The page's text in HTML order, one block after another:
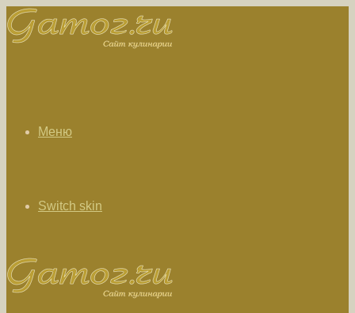
Меню
Switch skin